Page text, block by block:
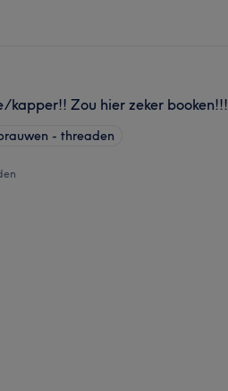
kapper!! Zou hier zeker booken!!!
- threaden